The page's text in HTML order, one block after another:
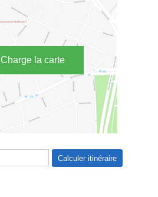
Charge la carte